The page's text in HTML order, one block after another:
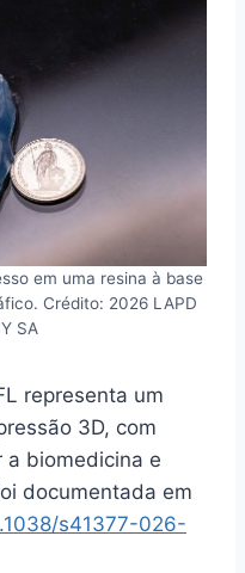
em uma resina à base
Crédito: 2026 LAPD
SA
representa um
3D, com
a biomedicina e
documentada em
s41377-026-